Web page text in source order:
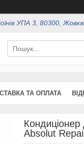
УПА 3, 80300,
ТА ОПЛАТА
Absolut